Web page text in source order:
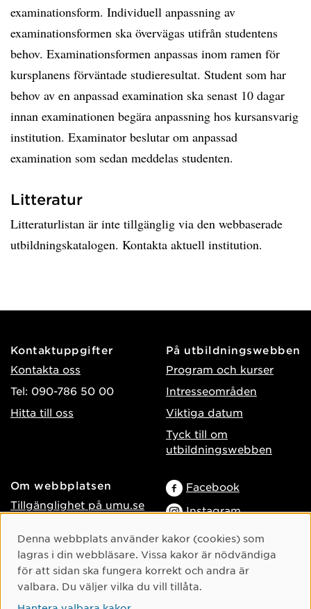
examinationsform. Individuell anpassning av
examinationsformen ska övervägas utifrån studentens
behov. Examinationsformen anpassas inom ramen för
kursplanens förväntade studieresultat. Student som har
behov av en anpassad examination ska senast 10 dagar
innan examinationen begära anpassning hos kursansvarig
institution. Examinator beslutar om anpassad
examination som sedan meddelas studenten.
Litteratur
Litteraturlistan är inte tillgänglig via den webbaserade
utbildningskatalogen. Kontakta aktuell institution.
Kontaktuppgifter
Kontakta oss
Tel: 090-786 50 00
Hitta till oss
På utbildningswebben
Program och kurser
Intresseområden
Viktiga datum
Tyck till om
utbildningswebben
Om webbplatsen
Tillgänglighet på umu.se
personuppgifter
Hantera kakor
Logga in som
webbredaktör
Facebook
Instagram
TikTok
Youtube
LinkedIn
Cookie-samtycke
Denna webbplats använder kakor (cookies) som
lagras i din webbläsare. Vissa kakor är nödvändiga
för att sidan ska fungera korrekt och andra är
valbara. Du väljer vilka du vill tillåta.